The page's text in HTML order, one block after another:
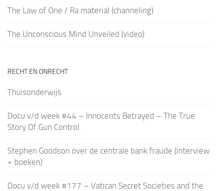
The Law of One / Ra material (channeling)
The Unconscious Mind Unveiled (video)
RECHT EN ONRECHT
Thuisonderwijs
Docu v/d week #44 – Innocents Betrayed – The True
Story Of Gun Control
Stephen Goodson over de centrale bank fraude (interview
+ boeken)
Docu v/d week #177 – Vatican Secret Societies and the